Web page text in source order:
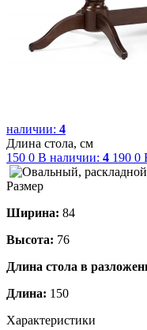
наличии: 4
Длина стола, см
150 0 В наличии: 4 190 0
Размер
Ширина: 84
Высота: 76
Длина стола в
Длина: 150
Характеристики